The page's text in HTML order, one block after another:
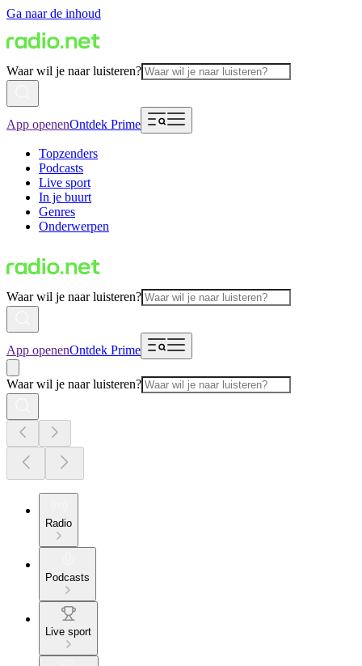
Ga naar de inhoud
Waar wil je naar luisteren?
App openenOntdek Prime
Topzenders
Podcasts
Live sport
In je buurt
Genres
Onderwerpen
Waar wil je naar luisteren?
App openenOntdek Prime
Waar wil je naar luisteren?
Radio
Podcasts
Live sport